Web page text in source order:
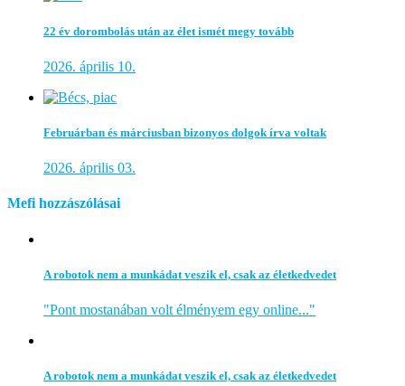
22 év dorombolás után az élet ismét megy tovább
2026. április 10.
Februárban és márciusban bizonyos dolgok írva voltak
2026. április 03.
Mefi hozzászólásai
A robotok nem a munkádat veszik el, csak az életkedvedet
"Pont mostanában volt élményem egy online..."
A robotok nem a munkádat veszik el, csak az életkedvedet